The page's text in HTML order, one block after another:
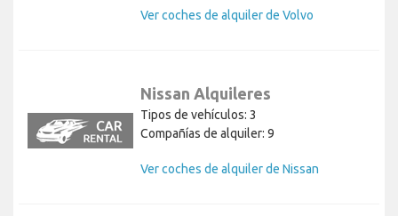
Ver coches de alquiler de Volvo
Nissan Alquileres
Tipos de vehículos: 3
Compañías de alquiler: 9
Ver coches de alquiler de Nissan